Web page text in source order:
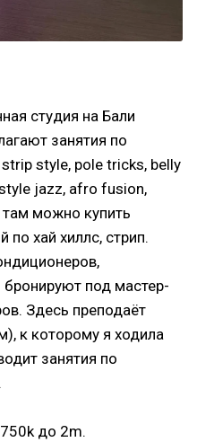
студия на Бали
занятия по
style, pole tricks, belly
jazz, afro fusion,
можно купить
по хай хиллс, стрип.
бронируют под мастер-
Здесь преподаёт
к которому я ходила
занятия по
до 2m.